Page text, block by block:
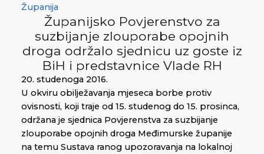
Županija
Županijsko Povjerenstvo za
suzbijanje zlouporabe opojnih
droga održalo sjednicu uz goste iz
BiH i predstavnice Vlade RH
20. studenoga 2016.
U okviru obilježavanja mjeseca borbe protiv
ovisnosti, koji traje od 15. studenog do 15. prosinca,
održana je sjednica Povjerenstva za suzbijanje
zlouporabe opojnih droga Međimurske županije
na temu Sustava ranog upozoravanja na lokalnoj